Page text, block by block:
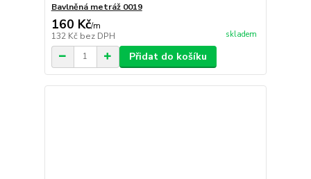
Bavlněná metráž 0019
160 Kč/m
132 Kč bez DPH skladem
Přidat do košíku